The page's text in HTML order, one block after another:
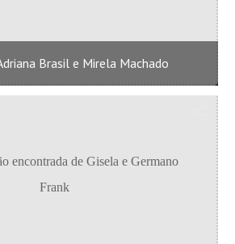
Brasil e Mirela Machado